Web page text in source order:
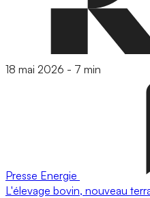
18 mai 2026 - 7 min
Presse Energie
L'élevage bovin, nouveau